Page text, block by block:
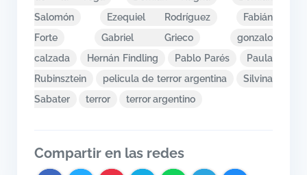
Salomón
Ezequiel Rodríguez
Fabián
Forte
Gabriel Grieco
gonzalo
calzada
Hernán Findling Pablo Parés
Paula
Rubinsztein
pelicula de terror argentina
Silvina
Sabater
terror terror argentino
Compartir en las redes